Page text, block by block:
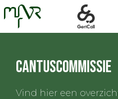
Cantuscommissie
Vind hier een